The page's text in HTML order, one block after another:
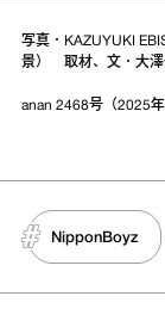
写真・KAZUYUKI
景） 取材、文・大澤
anan 2468号（2025
NipponBoyz